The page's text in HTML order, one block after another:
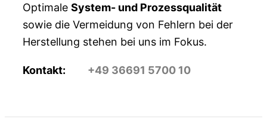
Optimale System- und Prozessqualität
sowie die Vermeidung von Fehlern bei der
Herstellung stehen bei uns im Fokus.
Kontakt: +49 36691 5700 10